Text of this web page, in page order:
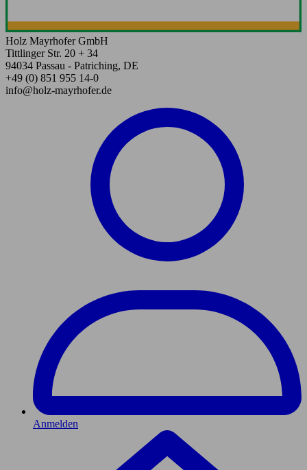
Holz Mayrhofer GmbH
Tittlinger Str. 20 + 34
94034 Passau - Patriching, DE
+49 (0) 851 955 14-0
info@holz-mayrhofer.de
Anmelden